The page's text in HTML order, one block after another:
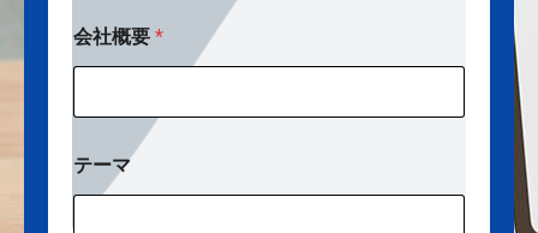
会社概要 *
テーマ